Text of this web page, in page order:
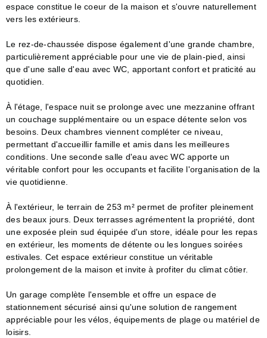
espace constitue le coeur de la maison et s'ouvre naturellement
vers les extérieurs.
Le rez-de-chaussée dispose également d'une grande chambre,
particulièrement appréciable pour une vie de plain-pied, ainsi
que d'une salle d'eau avec WC, apportant confort et praticité au
quotidien.
À l'étage, l'espace nuit se prolonge avec une mezzanine offrant
un couchage supplémentaire ou un espace détente selon vos
besoins. Deux chambres viennent compléter ce niveau,
permettant d'accueillir famille et amis dans les meilleures
conditions. Une seconde salle d'eau avec WC apporte un
véritable confort pour les occupants et facilite l'organisation de la
vie quotidienne.
À l'extérieur, le terrain de 253 m² permet de profiter pleinement
des beaux jours. Deux terrasses agrémentent la propriété, dont
une exposée plein sud équipée d'un store, idéale pour les repas
en extérieur, les moments de détente ou les longues soirées
estivales. Cet espace extérieur constitue un véritable
prolongement de la maison et invite à profiter du climat côtier.
Un garage complète l'ensemble et offre un espace de
stationnement sécurisé ainsi qu'une solution de rangement
appréciable pour les vélos, équipements de plage ou matériel de
loisirs.